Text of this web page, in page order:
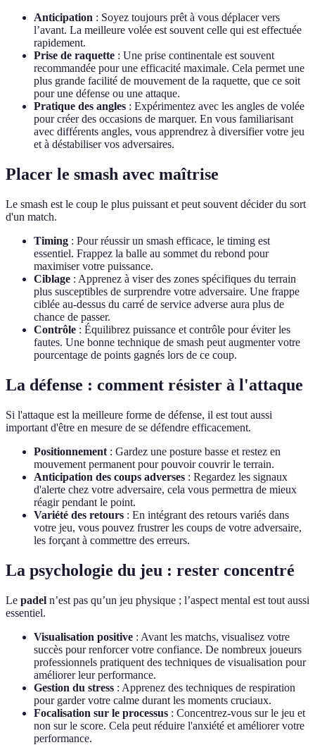
Anticipation : Soyez toujours prêt à vous déplacer vers
l’avant. La meilleure volée est souvent celle qui est effectuée
rapidement.
Prise de raquette : Une prise continentale est souvent
recommandée pour une efficacité maximale. Cela permet une
plus grande facilité de mouvement de la raquette, que ce soit
pour une défense ou une attaque.
Pratique des angles : Expérimentez avec les angles de volée
pour créer des occasions de marquer. En vous familiarisant
avec différents angles, vous apprendrez à diversifier votre jeu
et à déstabiliser vos adversaires.
Placer le smash avec maîtrise
Le smash est le coup le plus puissant et peut souvent décider du sort
d'un match.
Timing : Pour réussir un smash efficace, le timing est
essentiel. Frappez la balle au sommet du rebond pour
maximiser votre puissance.
Ciblage : Apprenez à viser des zones spécifiques du terrain
plus susceptibles de surprendre votre adversaire. Une frappe
ciblée au-dessus du carré de service adverse aura plus de
chance de passer.
Contrôle : Équilibrez puissance et contrôle pour éviter les
fautes. Une bonne technique de smash peut augmenter votre
pourcentage de points gagnés lors de ce coup.
La défense : comment résister à l'attaque
Si l'attaque est la meilleure forme de défense, il est tout aussi
important d'être en mesure de se défendre efficacement.
Positionnement : Gardez une posture basse et restez en
mouvement permanent pour pouvoir couvrir le terrain.
Anticipation des coups adverses : Regardez les signaux
d'alerte chez votre adversaire, cela vous permettra de mieux
réagir pendant le point.
Variété des retours : En intégrant des retours variés dans
votre jeu, vous pouvez frustrer les coups de votre adversaire,
les forçant à commettre des erreurs.
La psychologie du jeu : rester concentré
Le padel n’est pas qu’un jeu physique ; l’aspect mental est tout aussi
essentiel.
Visualisation positive : Avant les matchs, visualisez votre
succès pour renforcer votre confiance. De nombreux joueurs
professionnels pratiquent des techniques de visualisation pour
améliorer leur performance.
Gestion du stress : Apprenez des techniques de respiration
pour garder votre calme durant les moments cruciaux.
Focalisation sur le processus : Concentrez-vous sur le jeu et
non sur le score. Cela peut réduire l'anxiété et améliorer votre
performance.